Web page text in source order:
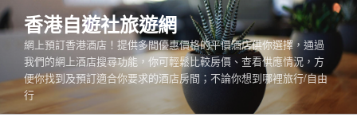
跳
至
內
香港自遊社旅遊網
網上預訂香港酒店！提供多間優惠價格的平價酒店供你選擇，通過
我們的網上酒店搜尋功能，你可輕鬆比較房價、查看供應情況，方
便你找到及預訂適合你要求的酒店房間；不論你想到哪裡旅行/自由
行